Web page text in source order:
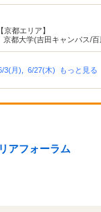
【京都エリア】
京都大学(吉田キャンパス/百
3(月), 6/27(木) もっと見る
アフォーラム